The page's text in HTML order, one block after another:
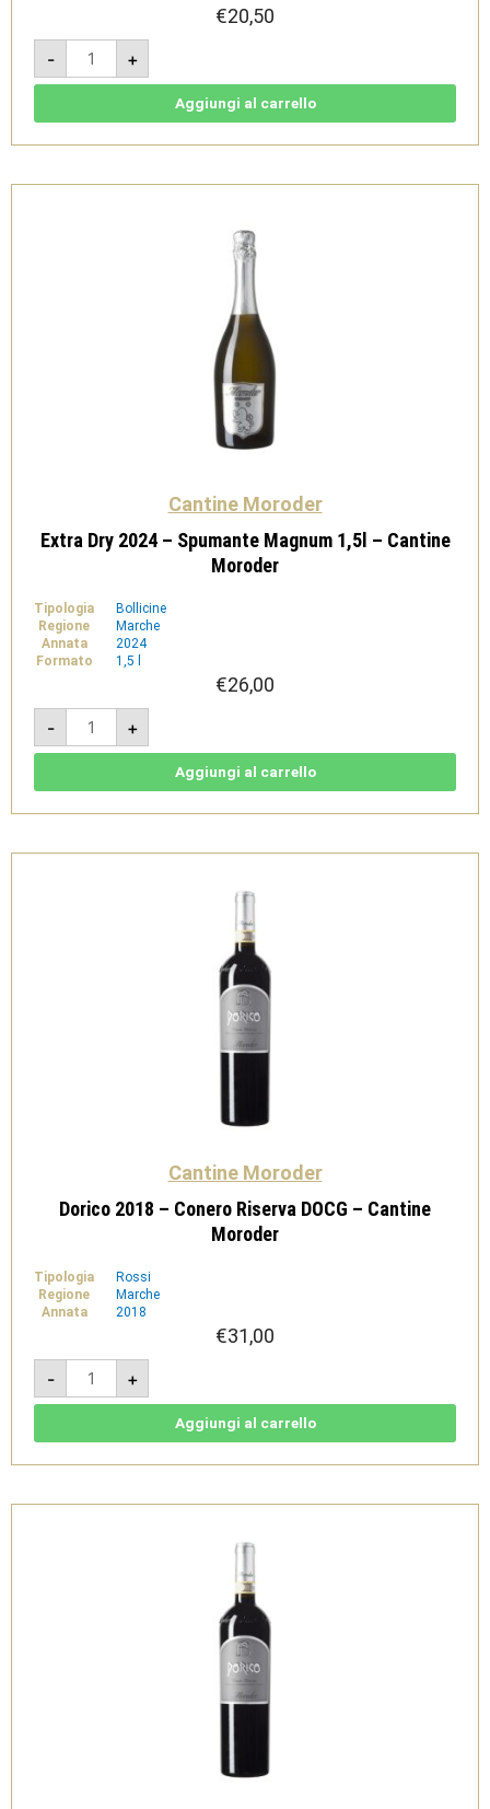
€20,50
-
Etere
Conero
Riserva
Cantine
+
Aggiungi al carrello
Cantine Moroder
Extra Dry 2024 – Spumante Magnum 1,5l – Cantine
Moroder
Tipologia
Bollicine
Regione
Marche
Annata
2024
Formato
1,5 l
€26,00
-
Extra
Dry
2024
-
-
quantità
+
Aggiungi al carrello
Cantine Moroder
Dorico 2018 – Conero Riserva DOCG – Cantine
Moroder
Tipologia
Rossi
Regione
Marche
Annata
2018
€31,00
-
Dorico
2018
-
Conero
Cantine
+
Aggiungi al carrello